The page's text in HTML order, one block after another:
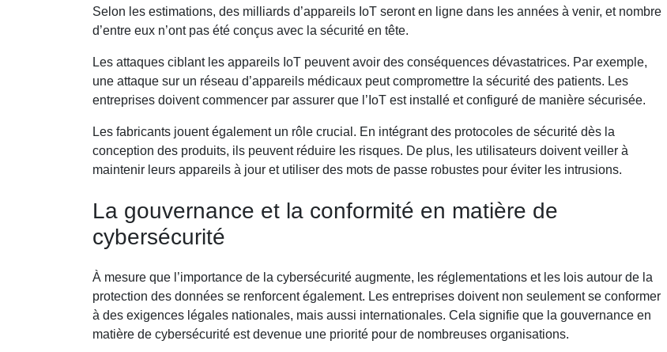
Selon les estimations, des milliards d’appareils IoT seront en ligne dans les années à venir, et nombre
d’entre eux n’ont pas été conçus avec la sécurité en tête.
Les attaques ciblant les appareils IoT peuvent avoir des conséquences dévastatrices. Par exemple,
une attaque sur un réseau d’appareils médicaux peut compromettre la sécurité des patients. Les
entreprises doivent commencer par assurer que l’IoT est installé et configuré de manière sécurisée.
Les fabricants jouent également un rôle crucial. En intégrant des protocoles de sécurité dès la
conception des produits, ils peuvent réduire les risques. De plus, les utilisateurs doivent veiller à
maintenir leurs appareils à jour et utiliser des mots de passe robustes pour éviter les intrusions.
La gouvernance et la conformité en matière de
cybersécurité
À mesure que l’importance de la cybersécurité augmente, les réglementations et les lois autour de la
protection des données se renforcent également. Les entreprises doivent non seulement se conformer
à des exigences légales nationales, mais aussi internationales. Cela signifie que la gouvernance en
matière de cybersécurité est devenue une priorité pour de nombreuses organisations.